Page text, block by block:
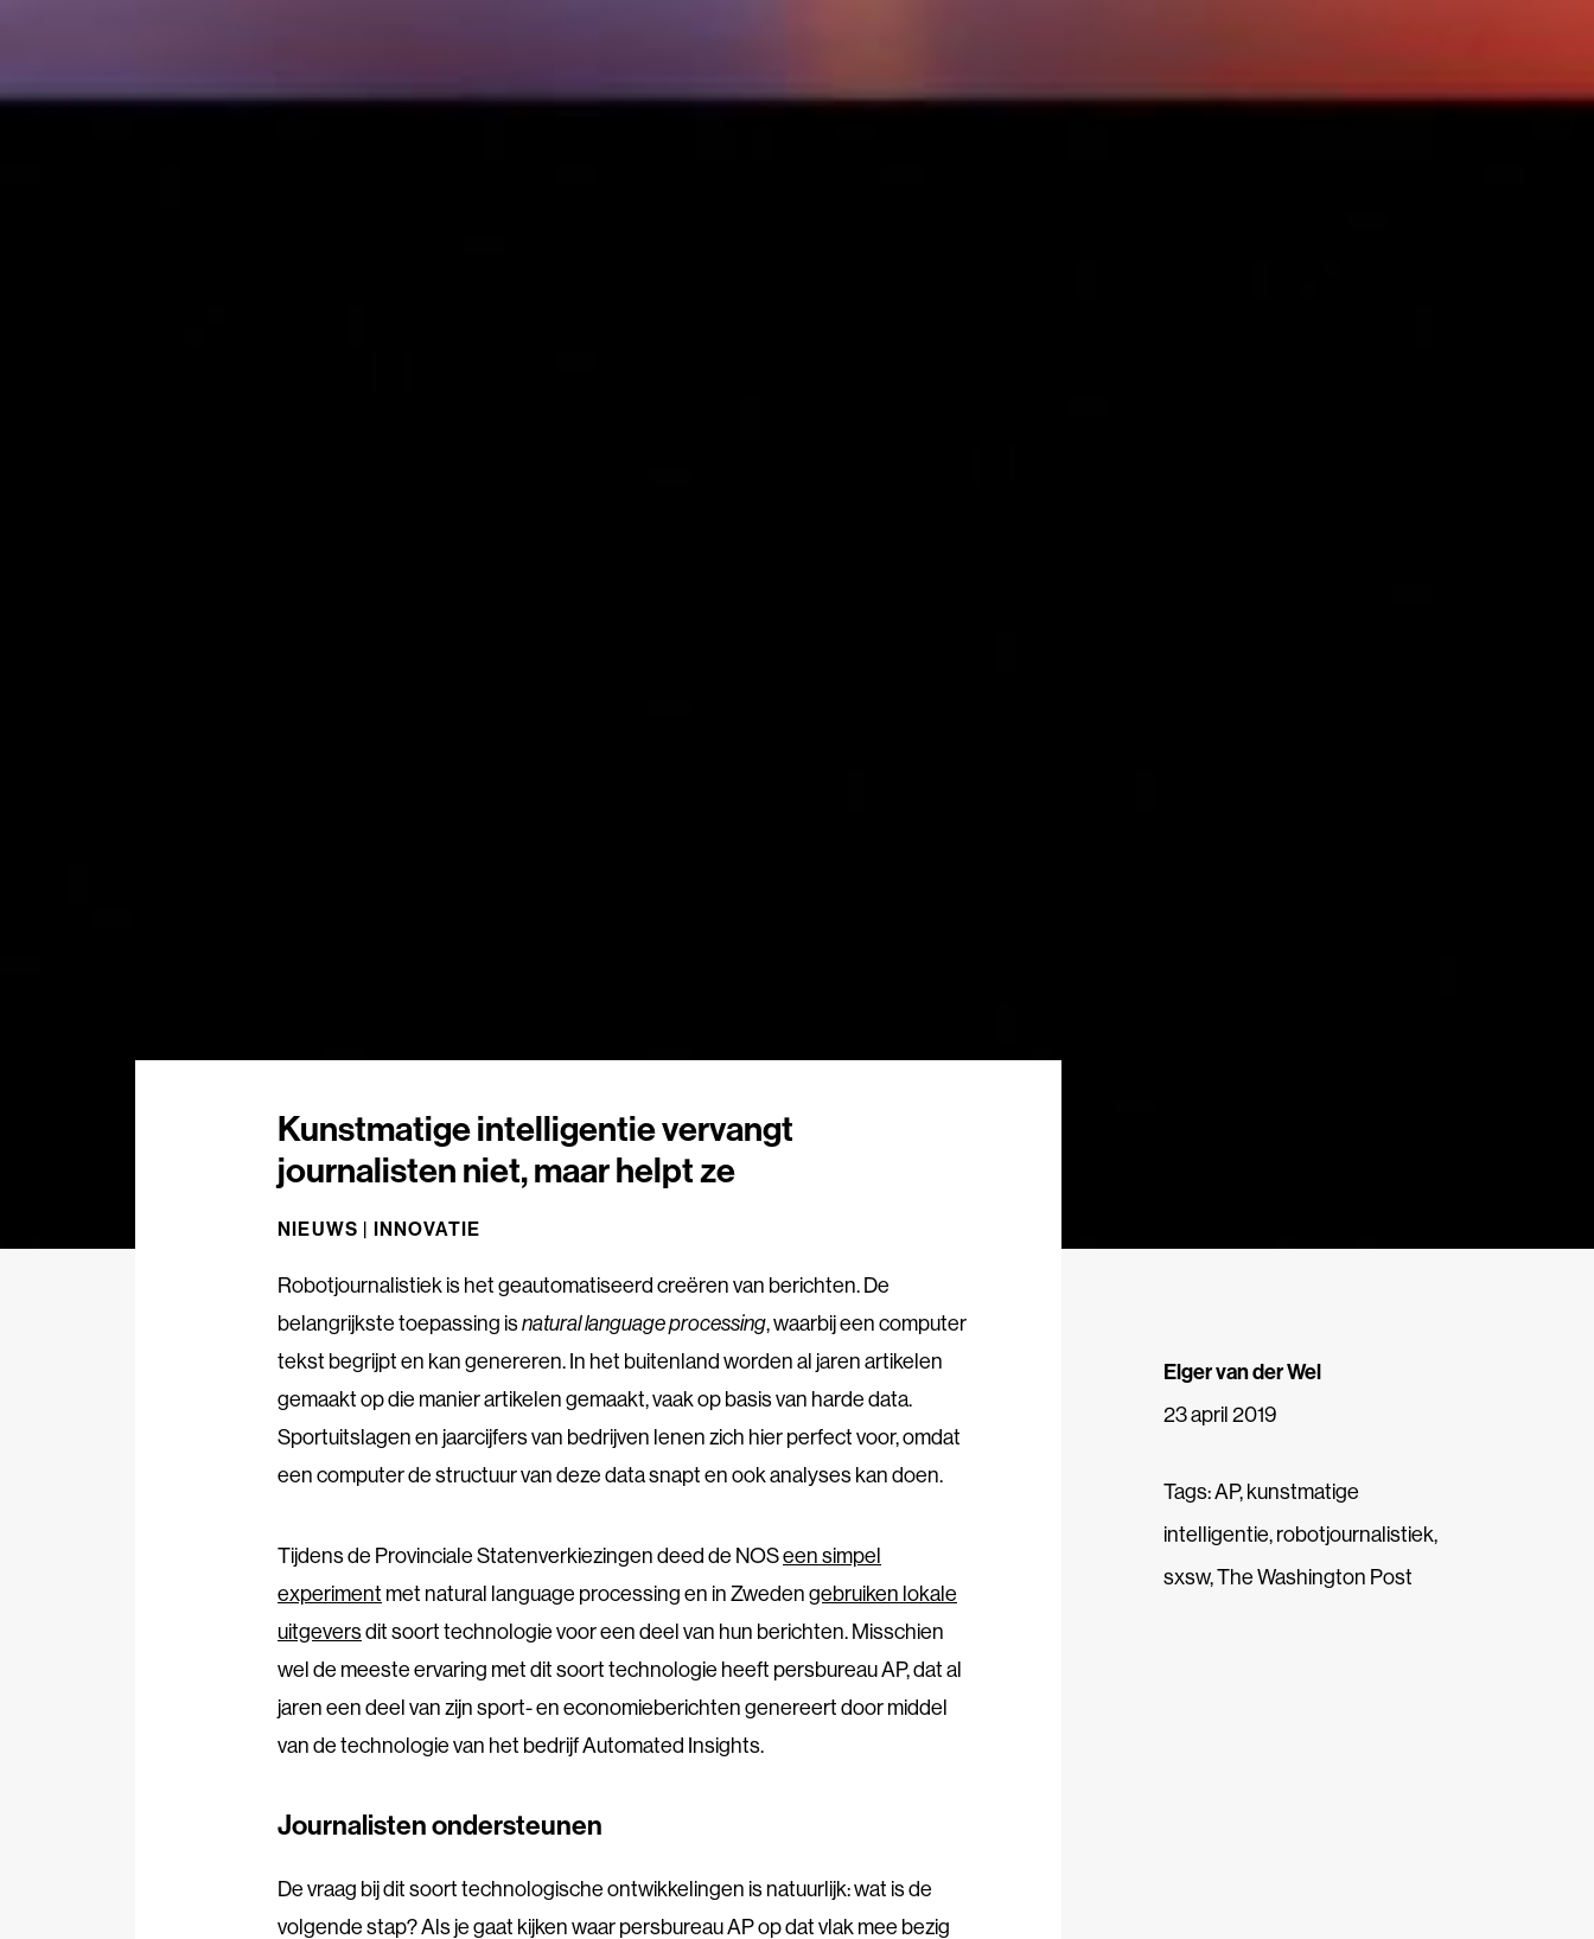
Kunstmatige intelligentie vervangt
journalisten niet, maar helpt ze
NIEUWS | INNOVATIE
Robotjournalistiek is het geautomatiseerd creëren van berichten. De
belangrijkste toepassing isnatural language processing, waarbij een computer
tekst begrijpt en kan genereren. In het buitenland worden al jaren artikelen
gemaakt op die manier artikelen gemaakt, vaak op basis van harde data.
Sportuitslagen en jaarcijfers van bedrijven lenen zich hier perfect voor, omdat
een computer de structuur van deze data snapt en ook analyses kan doen.
Tijdens de Provinciale Statenverkiezingen deed de NOSeen simpel
experiment met natural language processingen in Zwedengebruiken lokale
uitgeversdit soort technologie voor een deel van hun berichten. Misschien
wel de meeste ervaring met dit soort technologie heeft persbureau AP, dat al
jaren een deel van zijn sport- en economieberichten genereert door middel
van de technologie van het bedrijf Automated Insights.
Journalisten ondersteunen
De vraag bij dit soort technologische ontwikkelingen is natuurlijk: wat is de
volgende stap? Als je gaat kijken waar persbureau AP op dat vlak mee bezig
Elger van der Wel
23 april 2019
Tags:AP,kunstmatige
intelligentie,robotjournalistiek,
sxsw,The Washington Post